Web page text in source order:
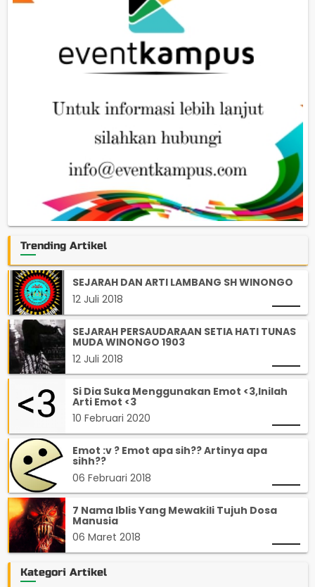
Trending Artikel
SEJARAH DAN ARTI LAMBANG SH WINONGO
12 Juli 2018
SEJARAH PERSAUDARAAN SETIA HATI TUNAS
MUDA WINONGO 1903
12 Juli 2018
Si Dia Suka Menggunakan Emot <3,Inilah
Arti Emot <3
10 Februari 2020
Emot :v ? Emot apa sih?? Artinya apa
sihh??
06 Februari 2018
7 Nama Iblis Yang Mewakili Tujuh Dosa
Manusia
06 Maret 2018
Kategori Artikel